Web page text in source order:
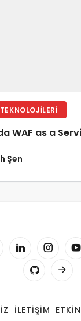
WAF as a
Şen
İLETIŞIM